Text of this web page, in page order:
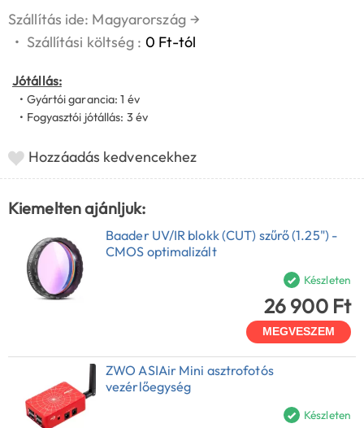
Szállítás ide: Magyarország →
• Szállítási költség : 0 Ft-tól
Jótállás:
• Gyártói garancia: 1 év
• Fogyasztói jótállás: 3 év
Hozzáadás kedvencekhez
Kiemelten ajánljuk:
Baader UV/IR blokk (CUT) szűrő (1.25") -
CMOS optimalizált
Készleten
26 900 Ft
MEGVESZEM
ZWO ASIAir Mini asztrofotós
vezérlőegység
Készleten